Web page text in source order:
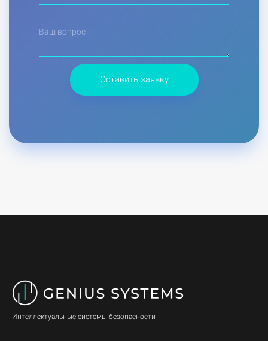
Ваш вопрос
Оставить заявку
Интеллектуальные системы безопасности